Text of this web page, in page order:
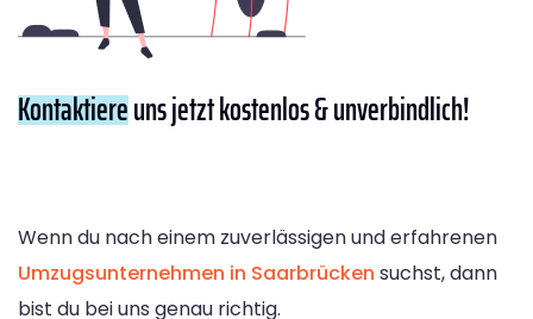
Kontaktiereuns jetzt kostenlos & unverbindlich!
Wenn du nach einem zuverlässigen und erfahrenen
Umzugsunternehmen in Saarbrücken suchst, dann
bist du bei uns genau richtig.